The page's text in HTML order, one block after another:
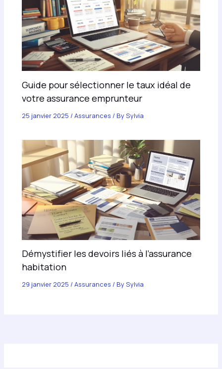
Guide pour sélectionner le taux idéal de
votre assurance emprunteur
25 janvier 2025 /Assurances / BySylvia
Démystifier les devoirs liés à l’assurance
habitation
29 janvier 2025 /Assurances / BySylvia